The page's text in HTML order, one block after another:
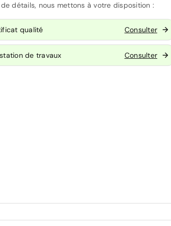
détails, nous mettons à votre disposition :
qualité Consulter
de travaux Consulter